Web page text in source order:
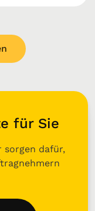
für Sie
sorgen dafür,